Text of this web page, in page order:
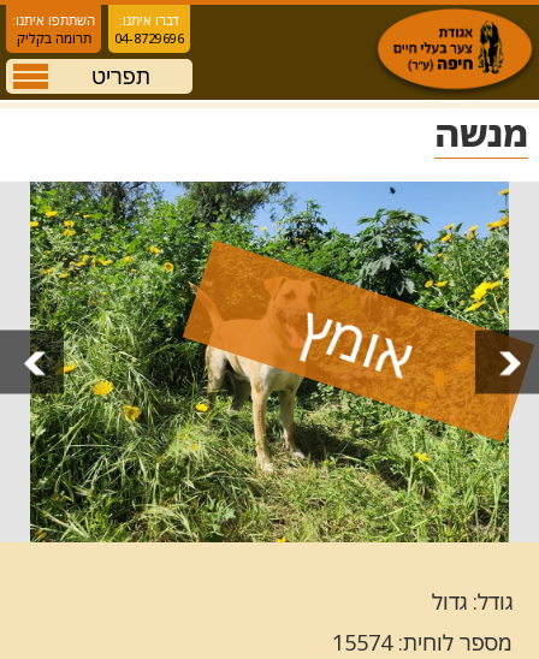
תפריט
דברו איתנו:
04-8729696
השתתפו איתנו:
תרומה בקליק
מנשה
אומץ
גודל: גדול
מספר לוחית: 15574